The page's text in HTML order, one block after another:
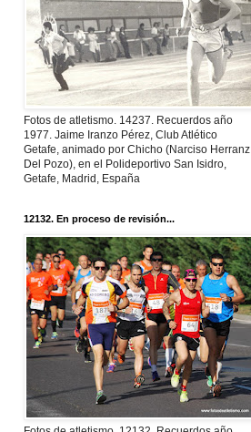
Fotos de atletismo. 14237. Recuerdos año
1977. Jaime Iranzo Pérez, Club Atlético
Getafe, animado por Chicho (Narciso Herranz
Del Pozo), en el Polideportivo San Isidro,
Getafe, Madrid, España
12132. En proceso de revisión...